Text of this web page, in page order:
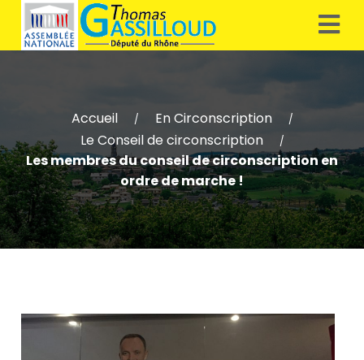
Accueil / En Circonscription /
Le Conseil de circonscription /
Les membres du conseil de circonscription en
ordre de marche !